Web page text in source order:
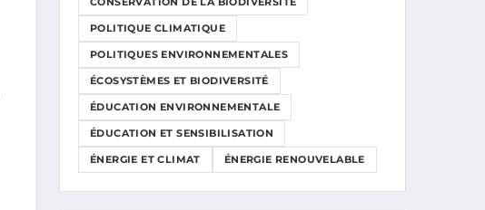
POLITIQUE CLIMATIQUE
POLITIQUES ENVIRONNEMENTALES
ÉCOSYSTÈMES ET BIODIVERSITÉ
ÉDUCATION ENVIRONNEMENTALE
ÉDUCATION ET SENSIBILISATION
ÉNERGIE ET CLIMAT ÉNERGIE RENOUVELABLE